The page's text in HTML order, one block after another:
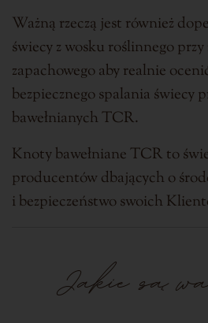
Ważną rzeczą jest również
świecy z wosku roślinnego
zapachowego aby realnie
bezpiecznego spalania świecy
bawełnianych TCR.
Knoty bawełniane TCR to
producentów dbających o
i bezpieczeństwo swoich
Jakie są